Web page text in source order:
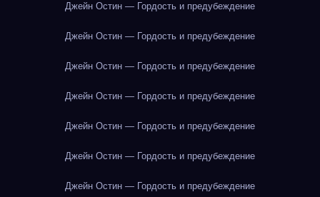
Джейн Остин — Гордость и предубеждение
Джейн Остин — Гордость и предубеждение
Джейн Остин — Гордость и предубеждение
Джейн Остин — Гордость и предубеждение
Джейн Остин — Гордость и предубеждение
Джейн Остин — Гордость и предубеждение
Джейн Остин — Гордость и предубеждение